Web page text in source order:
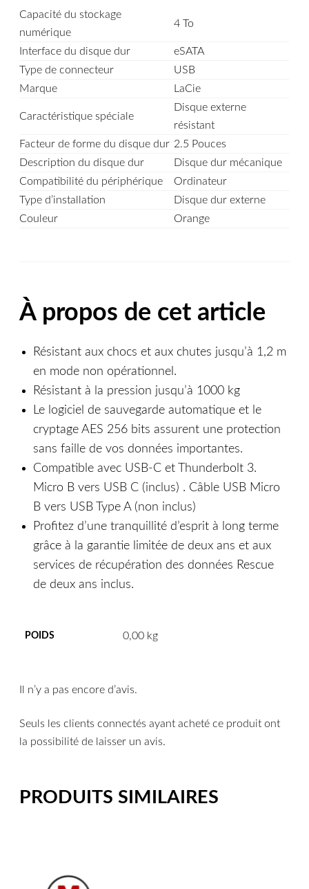
Capacité du stockage
numérique
4 To
Interface du disque dur
eSATA
Type de connecteur
USB
Marque
LaCie
Caractéristique spéciale
Disque externe
résistant
Facteur de forme du disque dur 2.5 Pouces
Description du disque dur
Disque dur mécanique
Compatibilité du périphérique
Ordinateur
Type d’installation
Disque dur externe
Couleur
Orange
À propos de cet article
Résistant aux chocs et aux chutes jusqu’à 1,2 m
en mode non opérationnel.
Résistant à la pression jusqu’à 1000 kg
Le logiciel de sauvegarde automatique et le
cryptage AES 256 bits assurent une protection
sans faille de vos données importantes.
Compatible avec USB-C et Thunderbolt 3.
Micro B vers USB C (inclus) . Câble USB Micro
B vers USB Type A (non inclus)
Profitez d’une tranquillité d’esprit à long terme
grâce à la garantie limitée de deux ans et aux
services de récupération des données Rescue
de deux ans inclus.
POIDS 0,00 kg
Il n’y a pas encore d’avis.
Seuls les clients connectés ayant acheté ce produit ont
la possibilité de laisser un avis.
PRODUITS SIMILAIRES